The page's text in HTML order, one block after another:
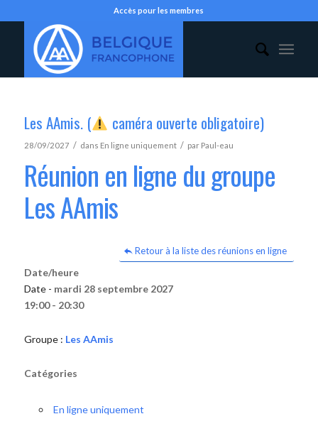
Accès pour les membres
Les AAmis. ( caméra ouverte obligatoire)
28/09/2027 / dans En ligne uniquement / par Paul-eau
Réunion en ligne du groupe
Les AAmis
Retour à la liste des réunions en ligne
Date/heure
Date - mardi 28 septembre 2027
19:00 - 20:30
Groupe : Les AAmis
Catégories
En ligne uniquement